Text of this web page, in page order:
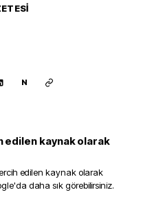
N
kaynak olarak
edilen kaynak olarak
daha sık görebilirsiniz.